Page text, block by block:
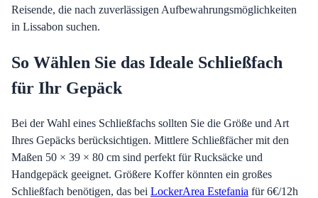
Reisende, die nach zuverlässigen Aufbewahrungsmöglichkeiten
in Lissabon suchen.
So Wählen Sie das Ideale Schließfach
für Ihr Gepäck
Bei der Wahl eines Schließfachs sollten Sie die Größe und Art
Ihres Gepäcks berücksichtigen. Mittlere Schließfächer mit den
Maßen 50 × 39 × 80 cm sind perfekt für Rucksäcke und
Handgepäck geeignet. Größere Koffer könnten ein großes
Schließfach benötigen, das bei LockerArea Estefania für 6€/12h